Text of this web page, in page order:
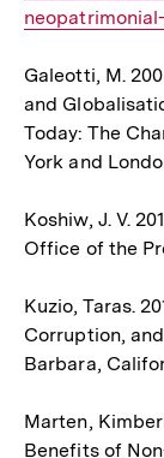
Galeotti, M.
and
Today: The
York and
Koshiw, J. V.
Office of the
Kuzio, Taras.
Corruption,
Barbara,
Marten,
Benefits of